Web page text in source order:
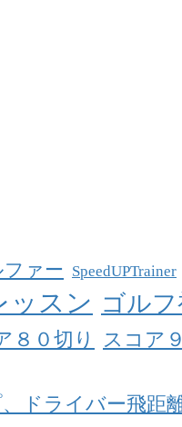
ァー SpeedUPTrainer
ッスン ゴル
８０切り スコア
ドライバー飛距